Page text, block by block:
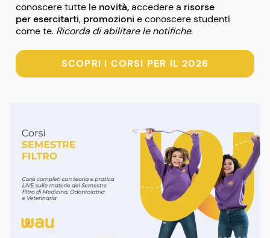
conoscere tutte le novità,accedere a risorse
per esercitarti, promozioni e conoscere studenti
come te. Ricorda di abilitare le notifiche.
SCOPRI I CORSI PER IL 2026